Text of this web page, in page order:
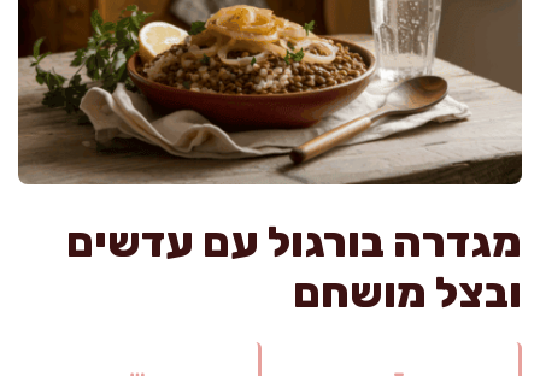
מגדרה בורגול עם עדשים
ובצל מושחם